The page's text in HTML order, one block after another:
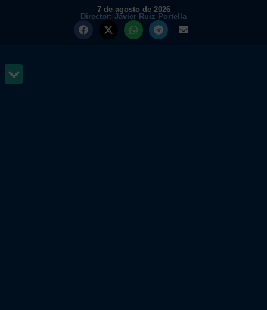
7 de agosto de 2026
Director: Javier Ruiz Portella